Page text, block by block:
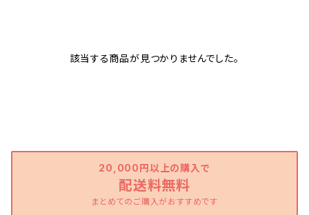
該当する商品が見つかりませんでした。
20,000円以上の購入で
配送料無料
まとめてのご購入がおすすめです